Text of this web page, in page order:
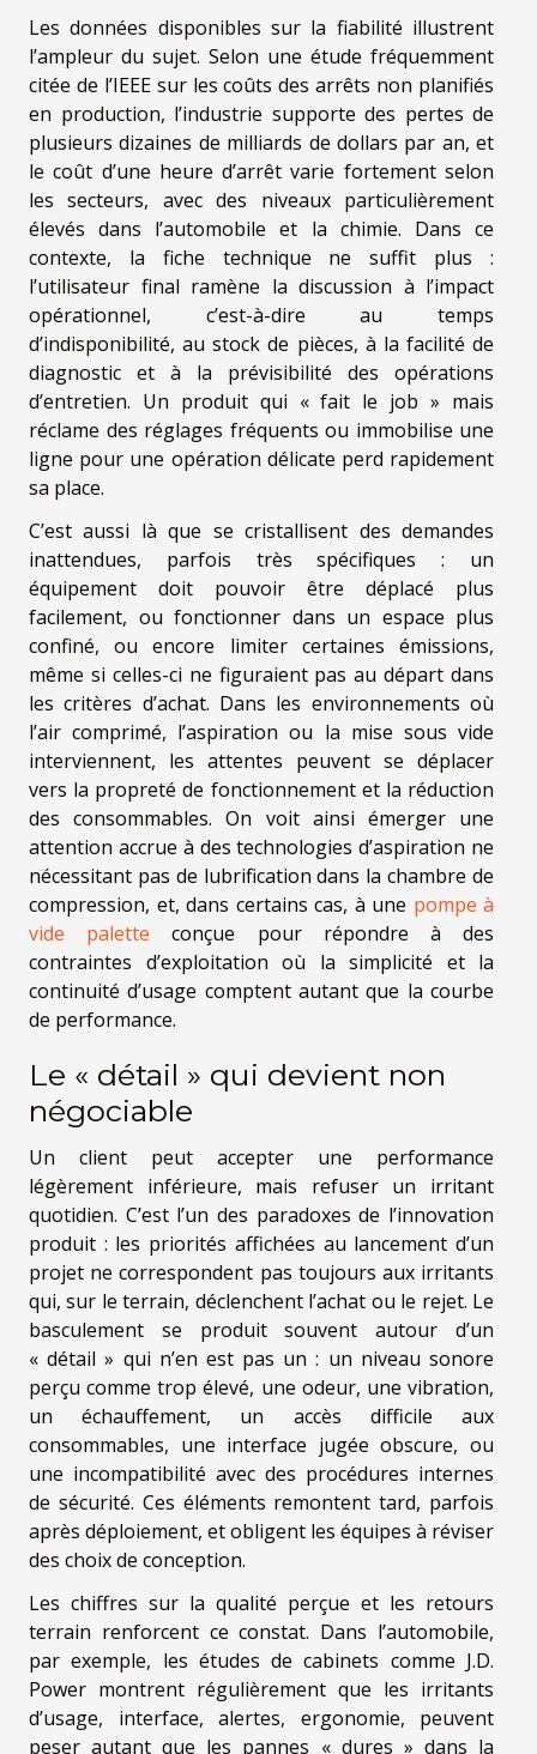
Les données disponibles sur la fiabilité illustrent
l’ampleur du sujet. Selon une étude fréquemment
citée de l’IEEE sur les coûts des arrêts non planifiés
en production, l’industrie supporte des pertes de
plusieurs dizaines de milliards de dollars par an, et
le coût d’une heure d’arrêt varie fortement selon
les secteurs, avec des niveaux particulièrement
élevés dans l’automobile et la chimie. Dans ce
contexte, la fiche technique ne suffit plus :
l’utilisateur final ramène la discussion à l’impact
opérationnel, c’est-à-dire au temps
d’indisponibilité, au stock de pièces, à la facilité de
diagnostic et à la prévisibilité des opérations
d’entretien. Un produit qui « fait le job » mais
réclame des réglages fréquents ou immobilise une
ligne pour une opération délicate perd rapidement
sa place.
C’est aussi là que se cristallisent des demandes
inattendues, parfois très spécifiques : un
équipement doit pouvoir être déplacé plus
facilement, ou fonctionner dans un espace plus
confiné, ou encore limiter certaines émissions,
même si celles-ci ne figuraient pas au départ dans
les critères d’achat. Dans les environnements où
l’air comprimé, l’aspiration ou la mise sous vide
interviennent, les attentes peuvent se déplacer
vers la propreté de fonctionnement et la réduction
des consommables. On voit ainsi émerger une
attention accrue à des technologies d’aspiration ne
nécessitant pas de lubrification dans la chambre de
compression, et, dans certains cas, à une pompe à
vide palette conçue pour répondre à des
contraintes d’exploitation où la simplicité et la
continuité d’usage comptent autant que la courbe
de performance.
Le « détail » qui devient non
négociable
Un client peut accepter une performance
légèrement inférieure, mais refuser un irritant
quotidien. C’est l’un des paradoxes de l’innovation
produit : les priorités affichées au lancement d’un
projet ne correspondent pas toujours aux irritants
qui, sur le terrain, déclenchent l’achat ou le rejet. Le
basculement se produit souvent autour d’un
« détail » qui n’en est pas un : un niveau sonore
perçu comme trop élevé, une odeur, une vibration,
un échauffement, un accès difficile aux
consommables, une interface jugée obscure, ou
une incompatibilité avec des procédures internes
de sécurité. Ces éléments remontent tard, parfois
après déploiement, et obligent les équipes à réviser
des choix de conception.
Les chiffres sur la qualité perçue et les retours
terrain renforcent ce constat. Dans l’automobile,
par exemple, les études de cabinets comme J.D.
Power montrent régulièrement que les irritants
d’usage, interface, alertes, ergonomie, peuvent
peser autant que les pannes « dures » dans la